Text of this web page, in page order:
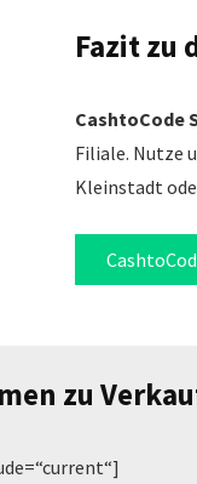
Fazit zu
CashtoCode
Filiale. Nutze
Kleinstadt
zu